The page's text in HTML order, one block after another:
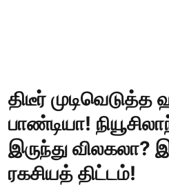
திடீர் முடிவெடுத்த
பாண்டியா!
இருந்து
ரகசியத் திட்டம்!